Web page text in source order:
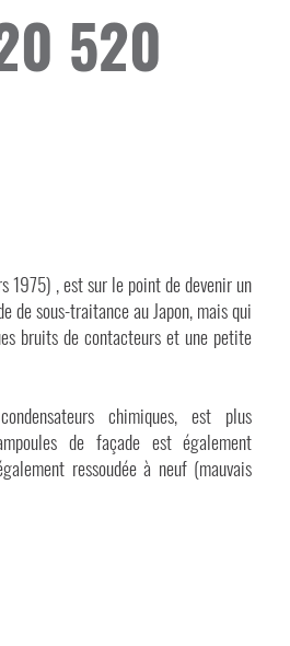
520
1975) , est sur le point de devenir un
de sous-traitance au Japon, mais qui
bruits de contacteurs et une petite
chimiques, est plus
de façade est également
ressoudée à neuf (mauvais